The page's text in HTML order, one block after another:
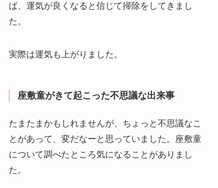
ば、運気が良くなると信じて掃除をしてきまし
た。
実際は運気も上がりました。
座敷童がきて起こった不思議な出来事
たまたまかもしれませんが、ちょっと不思議なこ
とがあって、変だなーと思っていました。座敷童
について調べたところ気になることがありまし
た。